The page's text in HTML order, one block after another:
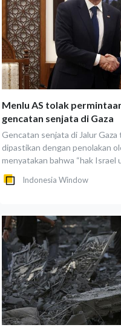
Menlu AS tolak
gencatan senjata di Gaza
Gencatan senjata di Jalur
dipastikan dengan penolakan
menyatakan bahwa “hak Israel
Indonesia Window